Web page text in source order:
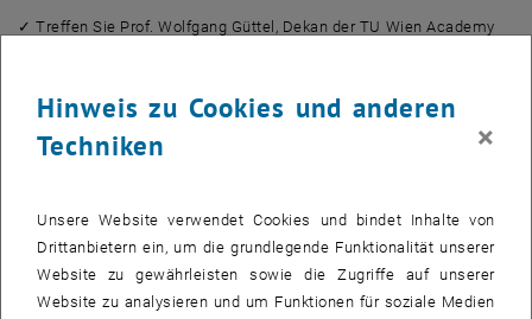
✓ Treffen Sie Prof. Wolfgang Güttel, Dekan der TU Wien Academy
✓ Vernetzen Sie sich mit Gleichgesinnten
Key Facts:
Donnerstag 11.06.2026
8:30-9:30 Uhr
TU Wien Academy
Hinweis zu Cookies und anderen
Techniken
×
Unsere Website verwendet Cookies und bindet Inhalte von
Drittanbietern ein, um die grundlegende Funktionalität unserer
Website zu gewährleisten sowie die Zugriffe auf unserer
Website zu analysieren und um Funktionen für soziale Medien